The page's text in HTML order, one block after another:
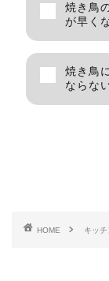
焼き鳥
が早く
焼き鳥
ならな
HOME キッチ